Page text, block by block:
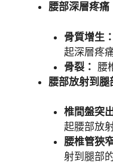
腰部深層疼痛
骨質增生：
起深層疼
骨裂： 腰
腰部放射到腿
椎間盤突
起腰部放
腰椎管狹
射到腿部